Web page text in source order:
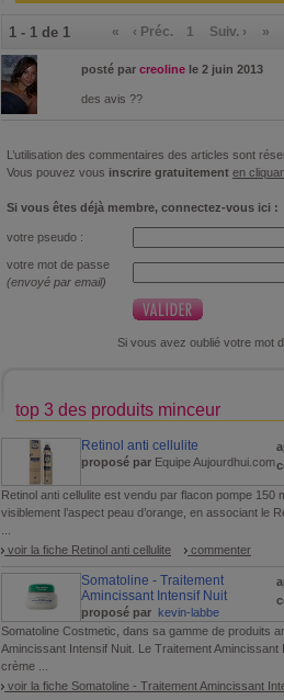
1 - 1 de 1 « ‹ Préc. 1 Suiv. › »
posté par creoline le 2 juin 2013
des avis ??
L’utilisation des commentaires des articles sont
Vous pouvez vous inscrire gratuitement en
Si vous êtes déjà membre, connectez-vous ici :
votre pseudo :
votre mot de passe
(envoyé par email)
Si vous avez oublié votre mot
top 3 des produits minceur
Retinol anti cellulite
proposé par Equipe Aujourdhui.com
Retinol anti cellulite est vendu par flacon pompe 150
visiblement l’aspect peau d’orange, en associant le
voir la fiche Retinol anti cellulite
commenter
Somatoline - Traitement
Amincissant Intensif Nuit
proposé par kevin-labbe
Somatoline Costmetic, dans sa gamme de produits
Amincissant Intensif Nuit. Le Traitement
crème ...
voir la fiche Somatoline - Traitement Amincissant